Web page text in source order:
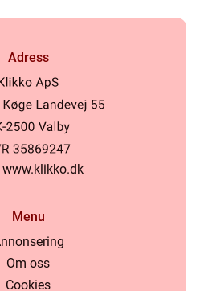
Adress
www.klikko.dk
Menu
Om oss
Cookies